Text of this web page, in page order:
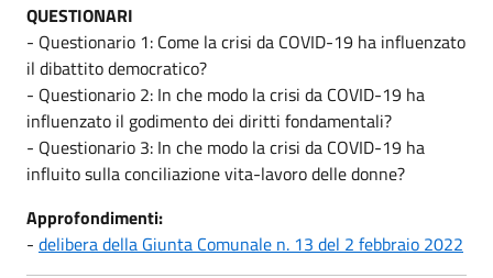
QUESTIONARI
- Questionario 1: Come la crisi da COVID-19 ha influenzato
il dibattito democratico?
- Questionario 2: In che modo la crisi da COVID-19 ha
influenzato il godimento dei diritti fondamentali?
- Questionario 3: In che modo la crisi da COVID-19 ha
influito sulla conciliazione vita-lavoro delle donne?
Approfondimenti:
- delibera della Giunta Comunale n. 13 del 2 febbraio 2022